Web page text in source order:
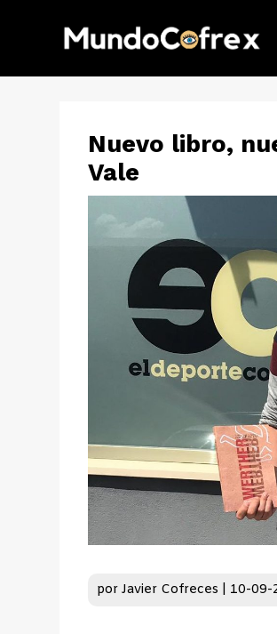
Nuevo libro,
Vale
porJavier Cofreces 10-09-